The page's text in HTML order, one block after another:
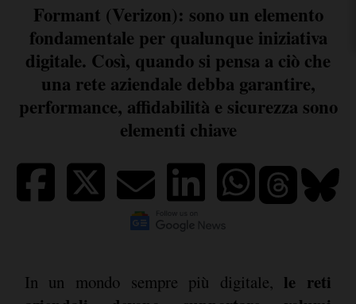
Formant (Verizon): sono un elemento
fondamentale per qualunque iniziativa
digitale. Così, quando si pensa a ciò che
una rete aziendale debba garantire,
performance, affidabilità e sicurezza sono
elementi chiave
In un mondo sempre più digitale, le reti